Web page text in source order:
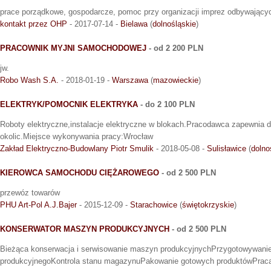
prace porządkowe, gospodarcze, pomoc przy organizacji imprez
kontakt przez OHP - 2017-07-14 - Bielawa(dolnośląskie)
PRACOWNIK MYJNI SAMOCHODOWEJ - od 2 200 PLN
jw.
Robo Wash S.A. - 2018-01-19 - Warszawa(mazowieckie)
ELEKTRYK/POMOCNIK ELEKTRYKA - do 2 100 PLN
Roboty elektryczne,instalacje elektryczne w blokach.Pracodawca zapewnia
okolic.Miejsce wykonywania pracy:Wrocław
Zakład Elektryczno-Budowlany Piotr Smulik - 2018-05-08 - Sulisławice (
KIEROWCA SAMOCHODU CIĘŻAROWEGO - od 2 500 PLN
przewóz towarów
PHU Art-Pol A.J.Bajer- 2015-12-09 - Starachowice (świętokrzyskie)
KONSERWATOR MASZYN PRODUKCYJNYCH - od 2 500 PLN
Bieżąca konserwacja i serwisowanie maszyn
produkcyjnegoKontrola stanu magazynuPakowanie gotowych